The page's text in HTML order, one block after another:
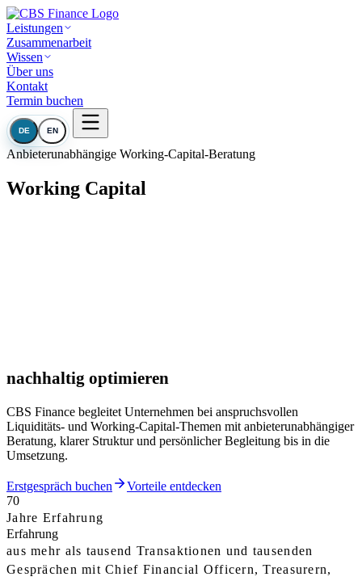
Leistungen
Zusammenarbeit
Wissen
Über uns
Kontakt
Termin buchen
DE EN
Anbieterunabhängige Working-Capital-Beratung
Working Capital
nachhaltig optimieren
CBS Finance begleitet Unternehmen bei anspruchsvollen
Liquiditäts- und Working-Capital-Themen mit anbieterunabhängiger
Beratung, klarer Struktur und persönlicher Begleitung bis in die
Umsetzung.
Erstgespräch buchen
Vorteile entdecken
70
Jahre Erfahrung
Erfahrung
aus mehr als tausend Transaktionen und tausenden
Gesprächen mit Chief Financial Officern, Treasurern,